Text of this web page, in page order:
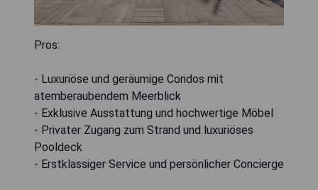
Pros:
- Luxuriöse und geräumige Condos mit
atemberaubendem Meerblick
- Exklusive Ausstattung und hochwertige Möbel
- Privater Zugang zum Strand und luxuriöses
Pooldeck
- Erstklassiger Service und persönlicher Concierge